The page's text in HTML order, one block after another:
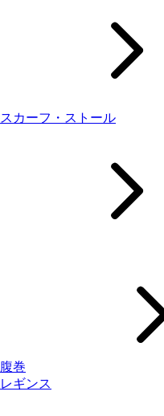
スカーフ・ストール
腹巻
レギンス